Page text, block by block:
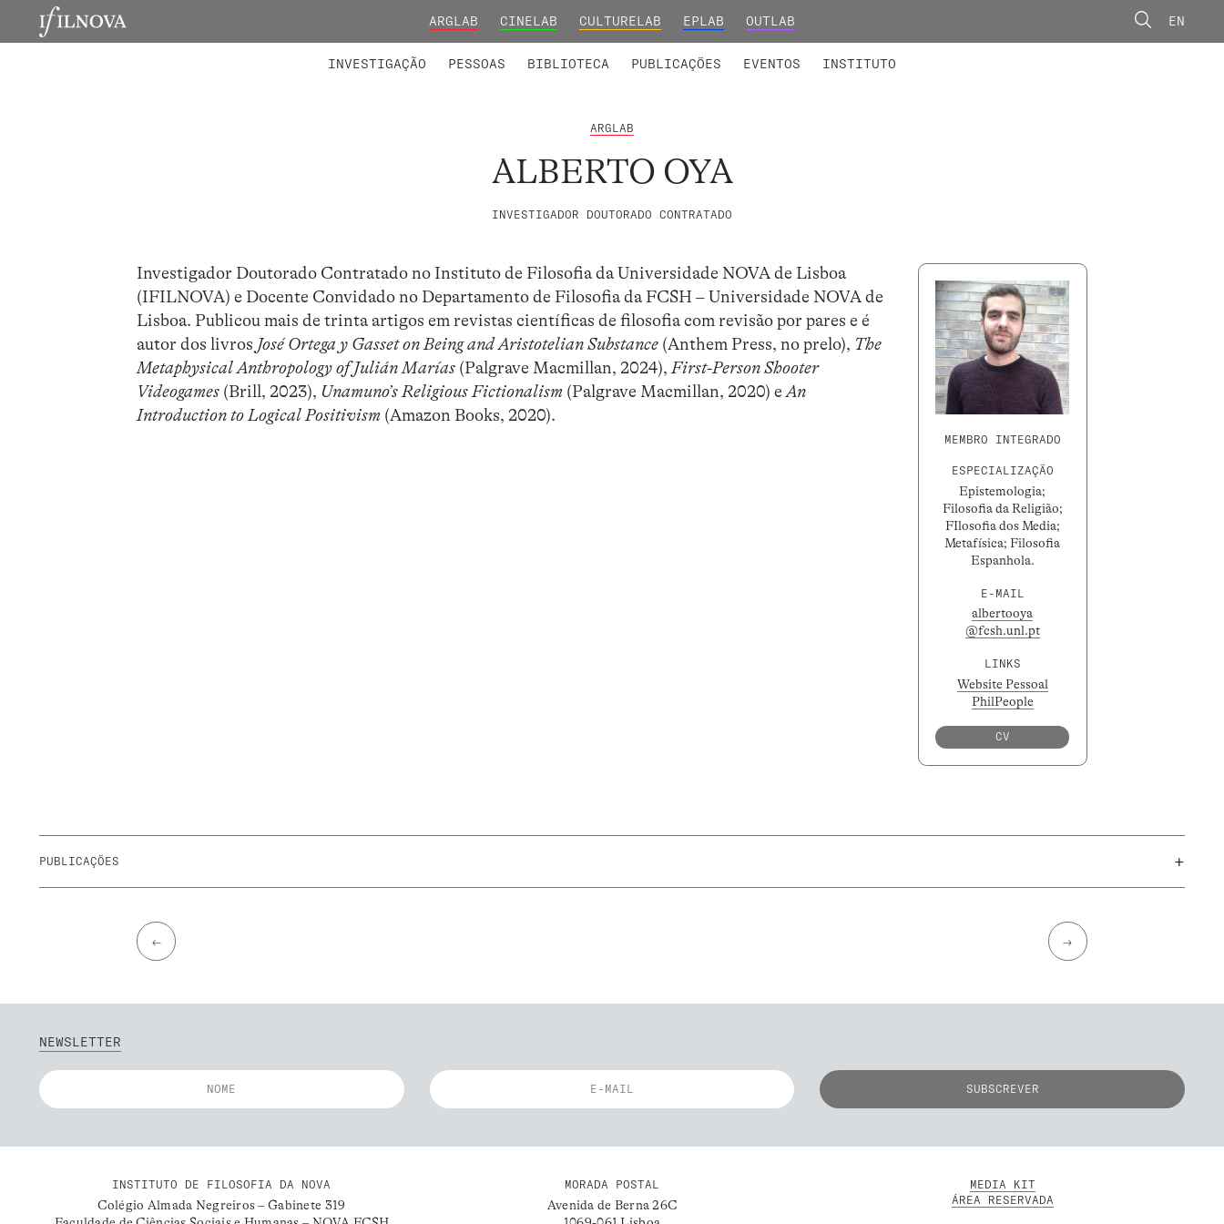
ARGLAB CINELAB CULTURELAB EPLAB OUTLAB EN
INVESTIGAÇÃO PESSOAS BIBLIOTECA PUBLICAÇÕES EVENTOS INSTITUTO
ARGLAB
ALBERTO OYA
INVESTIGADOR DOUTORADO CONTRATADO
Investigador Doutorado Contratado no Instituto de Filosofia da Universidade NOVA de Lisboa
(IFILNOVA) e Docente Convidado no Departamento de Filosofia da FCSH – Universidade NOVA de
Lisboa. Publicou mais de trinta artigos em revistas científicas de filosofia com revisão por pares e é
autor dos livros José Ortega y Gasset on Being and Aristotelian Substance (Anthem Press, no prelo), The
Metaphysical Anthropology of Julián Marías (Palgrave Macmillan, 2024),First-Person Shooter
Videogames (Brill, 2023), Unamuno’s Religious Fictionalism (Palgrave Macmillan, 2020) eAn
Introduction to Logical Positivism (Amazon Books, 2020).
MEMBRO INTEGRADO
ESPECIALIZAÇÃO
Epistemologia;
Filosofia da Religião;
FIlosofia dos Media;
Metafísica; Filosofia
Espanhola.
E-MAIL
albertooya
@fcsh.unl.pt
LINKS
Website Pessoal
PhilPeople
CV
PUBLICAÇÕES +
← →
NEWSLETTER
INSTITUTO DE FILOSOFIA DA NOVA
Colégio Almada Negreiros – Gabinete 319
MORADA POSTAL
Avenida de Berna 26C
MEDIA KIT
ÁREA RESERVADA